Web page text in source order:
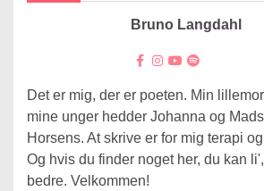
Bruno Langdahl
Det er mig, der er poeten. Min
mine unger hedder Johanna og
Horsens. At skrive er for mig terapi
Og hvis du finder noget her, du kan
bedre. Velkommen!